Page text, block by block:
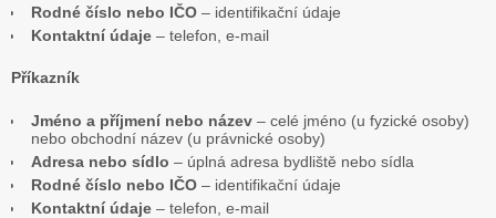
Rodné číslo nebo IČO – identifikační údaje
Kontaktní údaje – telefon, e-mail
Příkazník
Jméno a příjmení nebo název – celé jméno (u fyzické osoby)
nebo obchodní název (u právnické osoby)
Adresa nebo sídlo – úplná adresa bydliště nebo sídla
Rodné číslo nebo IČO – identifikační údaje
Kontaktní údaje – telefon, e-mail